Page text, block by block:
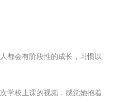
都会有阶段性的成长，习惯以
学校上课的视频，感觉她抱着